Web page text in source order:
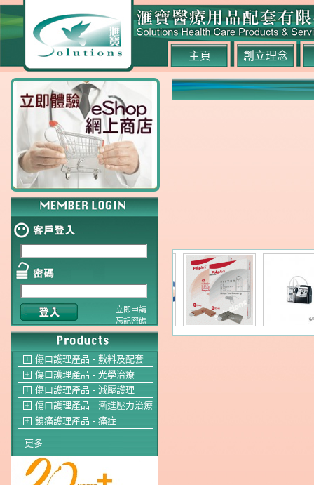
主頁 創立理念
立即申請
忘記密碼
＋ 傷口護理產品 - 敷料及配套
＋ 傷口護理產品 - 光學治療
＋ 傷口護理產品 - 減壓護理
＋ 傷口護理產品 - 漸進壓力治療
＋ 鎮痛護理產品 - 痛症
更多...